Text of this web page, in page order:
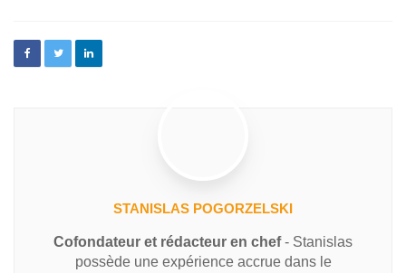
STANISLAS POGORZELSKI
Cofondateur et rédacteur en chef- Stanislas
possède une expérience accrue dans le